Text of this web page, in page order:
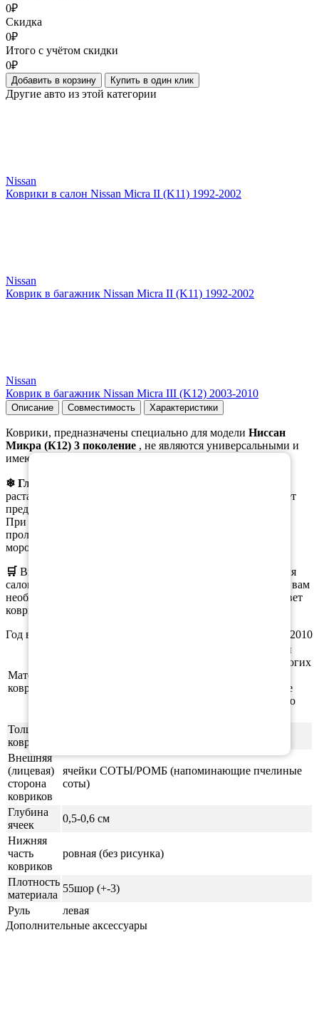
0₽
Скидка
0₽
Итого с учётом скидки
0₽
Добавить в корзину Купить в один клик
Другие авто из этой категории
Nissan
Коврики в салон Nissan Micra II (K11) 1992-2002
Nissan
Коврик в багажник Nissan Micra II (K11) 1992-2002
Nissan
Коврик в багажник Nissan Micra III (K12) 2003-2010
Описание Совместимость Характеристики
Коврики, предназначены специально для модели Ниссан
Микра (К12) 3 поколение , не являются универсальными и
имеют свои преимущества в зимнее время.
❄ Главным
растаявший снег с ботинок в ячейки коврика, что помогает
предотвратить образование луж на коврике.
При этом, при вынимании коврика из салона, вода не
проливается, а коврики остаются эластичными даже при
морозе.
🛒 Вы можете
как полный комплект ковриков для
салона, так и отдельные коврики. При оформлении заказа вам
необходимо выбрать нужную комплектацию, материал, цвет
коврика и окантовки.
Год выпуска а/м: 2003, 2004, 2005, 2006, 2007, 2008, 2009, 2010
Материал
ковриков
Этиленвинилацетат (ЭВА/ЕВА) - полимерный
материал, который зарекомендовал себя во многих
производят спортивные маты, гимнастические
коврики, подошву для обуви, шлёпки и прочую
Толщина
ковриков
Внешняя
(лицевая)
сторона
ковриков
ячейки СОТЫ/РОМБ (напоминающие пчелиные
соты)
Глубина
ячеек
0,5-0,6 см
Нижняя
часть
ковриков
ровная (без рисунка)
Плотность
материала
55шор (+-3)
Руль
левая
Дополнительные аксессуары